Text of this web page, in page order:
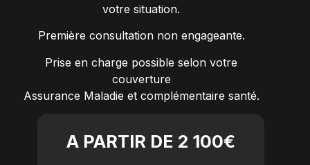
votre situation.
Première consultation non engageante.
Prise en charge possible selon votre
couverture
Assurance Maladie et complémentaire santé.
A PARTIR DE 2 100€